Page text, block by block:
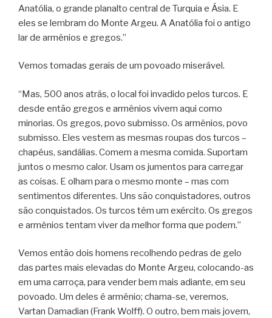
Anatólia, o grande planalto central de Turquia e Ásia. E
eles se lembram do Monte Argeu. A Anatólia foi o antigo
lar de armênios e gregos.”
Vemos tomadas gerais de um povoado miserável.
“Mas, 500 anos atrás, o local foi invadido pelos turcos. E
desde então gregos e armênios vivem aqui como
minorias. Os gregos, povo submisso. Os armênios, povo
submisso. Eles vestem as mesmas roupas dos turcos –
chapéus, sandálias. Comem a mesma comida. Suportam
juntos o mesmo calor. Usam os jumentos para carregar
as coisas. E olham para o mesmo monte – mas com
sentimentos diferentes. Uns são conquistadores, outros
são conquistados. Os turcos têm um exército. Os gregos
e armênios tentam viver da melhor forma que podem.”
Vemos então dois homens recolhendo pedras de gelo
das partes mais elevadas do Monte Argeu, colocando-as
em uma carroça, para vender bem mais adiante, em seu
povoado. Um deles é armênio; chama-se, veremos,
Vartan Damadian (Frank Wolff). O outro, bem mais jovem,